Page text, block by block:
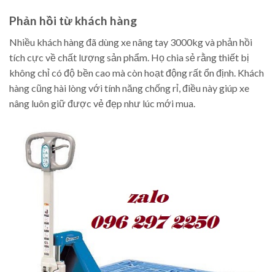
Phản hồi từ khách hàng
Nhiều khách hàng đã dùng xe nâng tay 3000kg và phản hồi
tích cực về chất lượng sản phẩm. Họ chia sẻ rằng thiết bị
không chỉ có độ bền cao mà còn hoạt động rất ổn định. Khách
hàng cũng hài lòng với tính năng chống rỉ, điều này giúp xe
nâng luôn giữ được vẻ đẹp như lúc mới mua.